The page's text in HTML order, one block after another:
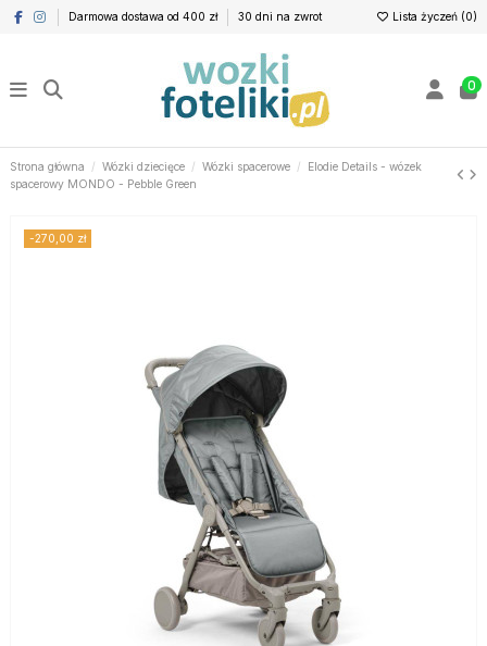
Darmowa dostawa od 400 zł 30 dni na zwrot Lista życzeń (0)
0
Strona główna Wózki dziecięce Wózki spacerowe
Elodie Details - wózek
spacerowy MONDO - Pebble Green
-270,00 zł